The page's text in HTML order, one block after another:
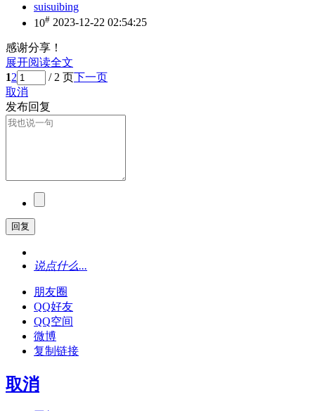
suisuibing
10# 2023-12-22 02:54:25
感谢分享！
展开阅读全文
12 / 2 页下一页
取消
发布回复
回复
说点什么...
朋友圈
QQ好友
QQ空间
微博
复制链接
取消